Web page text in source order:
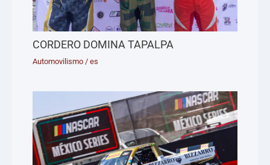
CORDERO DOMINA TAPALPA
Automovilismo /es